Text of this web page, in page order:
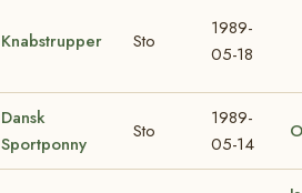
Knabstrupper Sto
1989-
05-18
Dansk
Sportponny
Sto
1989-
05-14